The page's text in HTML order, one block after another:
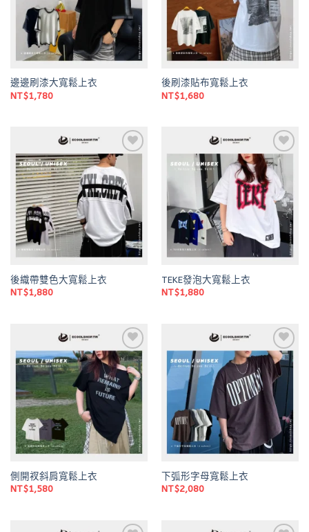
邊邊刷漆大寬鬆上衣
NT$1,780
後刷漆貼布寬鬆上衣
NT$1,680
Add to
wishlist
後織帶雙色大寬鬆上衣
NT$1,880
Add to
wishlist
TEKE發泡大寬鬆上衣
NT$1,880
Add to
wishlist
側開衩斜肩寬鬆上衣
NT$1,580
Add to
wishlist
下弧形字母寬鬆上衣
NT$2,080